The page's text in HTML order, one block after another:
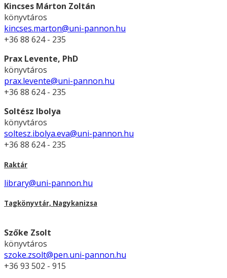
Kincses Márton Zoltán
könyvtáros
kincses.marton@uni-pannon.hu
+36 88 624 - 235
Prax Levente, PhD
könyvtáros
prax.levente@uni-pannon.hu
+36 88 624 - 235
Soltész Ibolya
könyvtáros
soltesz.ibolya.eva@uni-pannon.hu
+36 88 624 - 235
Raktár
library@uni-pannon.hu
Tagkönyvtár, Nagykanizsa
Szőke Zsolt
könyvtáros
szoke.zsolt@pen.uni-pannon.hu
+36 93 502 - 915